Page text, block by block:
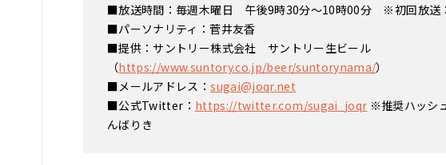
■放送時間：毎週木曜日 午後9時30分～10時00分 ※初回放送：
■パーソナリティ：菅井友香
■提供：サントリー株式会社 サントリー生ビール
（https://www.suntory.co.jp/beer/suntorynama/）
■メールアドレス：sugai@joqr.net
■公式Twitter： https://twitter.com/sugai_joqr ※推奨ハッシ
んばりき